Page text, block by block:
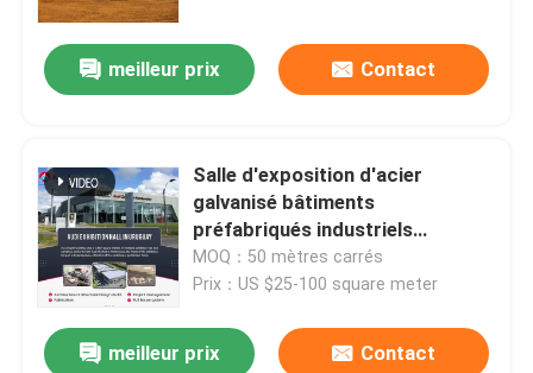
À la maison
À propos de nous
Visite de l'usine
meilleur prix Contact
Salle d'exposition d'acier
galvanisé bâtiments
préfabriqués industriels
ignifuges
MOQ：50 mètres carrés
Prix：US $25-100 square meter
meilleur prix Contact